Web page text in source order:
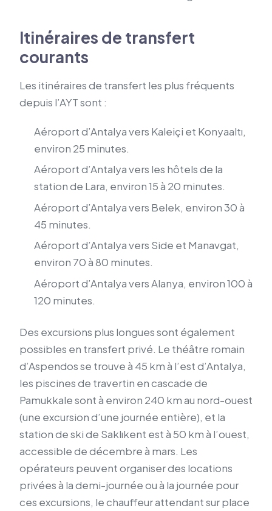
Itinéraires de transfert
courants
Les itinéraires de transfert les plus fréquents
depuis l’AYT sont :
Aéroport d’Antalya vers Kaleiçi et Konyaaltı,
environ 25 minutes.
Aéroport d’Antalya vers les hôtels de la
station de Lara, environ 15 à 20 minutes.
Aéroport d’Antalya vers Belek, environ 30 à
45 minutes.
Aéroport d’Antalya vers Side et Manavgat,
environ 70 à 80 minutes.
Aéroport d’Antalya vers Alanya, environ 100 à
120 minutes.
Des excursions plus longues sont également
possibles en transfert privé. Le théâtre romain
d’Aspendos se trouve à 45 km à l’est d’Antalya,
les piscines de travertin en cascade de
Pamukkale sont à environ 240 km au nord-ouest
(une excursion d’une journée entière), et la
station de ski de Saklıkent est à 50 km à l’ouest,
accessible de décembre à mars. Les
opérateurs peuvent organiser des locations
privées à la demi-journée ou à la journée pour
ces excursions, le chauffeur attendant sur place